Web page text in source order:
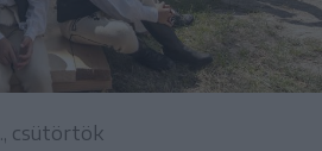
csütörtök